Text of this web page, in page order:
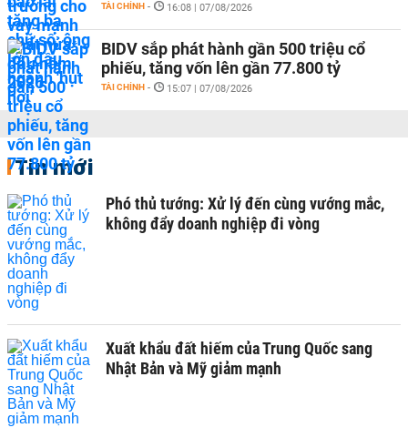
TÀI CHÍNH - 16:08 | 07/08/2026
BIDV sắp phát hành gần 500 triệu cổ
phiếu, tăng vốn lên gần 77.800 tỷ
TÀI CHÍNH - 15:07 | 07/08/2026
Tin mới
Phó thủ tướng: Xử lý đến cùng vướng mắc,
không đẩy doanh nghiệp đi vòng
Xuất khẩu đất hiếm của Trung Quốc sang
Nhật Bản và Mỹ giảm mạnh